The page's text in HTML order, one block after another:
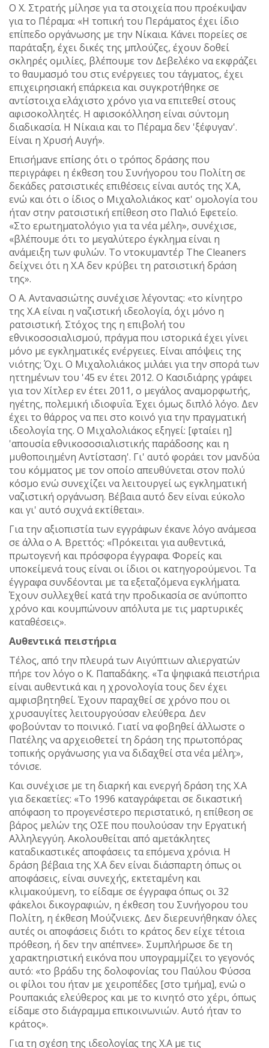
Ο Χ. Στρατής μίλησε για τα στοιχεία που προέκυψαν
για το Πέραμα: «Η τοπική του Περάματος έχει ίδιο
επίπεδο οργάνωσης με την Νίκαια. Κάνει πορείες σε
παράταξη, έχει δικές της μπλούζες, έχουν δοθεί
σκληρές ομιλίες, βλέπουμε τον Δεβελέκο να εκφράζει
το θαυμασμό του στις ενέργειες του τάγματος, έχει
επιχειρησιακή επάρκεια και συγκροτήθηκε σε
αντίστοιχα ελάχιστο χρόνο για να επιτεθεί στους
αφισοκολλητές. Η αφισοκόλληση είναι σύντομη
διαδικασία. Η Νίκαια και το Πέραμα δεν 'ξέφυγαν'.
Είναι η Χρυσή Αυγή».
Επισήμανε επίσης ότι ο τρόπος δράσης που
περιγράφει η έκθεση του Συνήγορου του Πολίτη σε
δεκάδες ρατσιστικές επιθέσεις είναι αυτός της Χ.Α,
ενώ και ότι ο ίδιος ο Μιχαλολιάκος κατ' ομολογία του
ήταν στην ρατσιστική επίθεση στο Παλιό Εφετείο.
«Στο ερωτηματολόγιο για τα νέα μέλη», συνέχισε,
«βλέπουμε ότι το μεγαλύτερο έγκλημα είναι η
ανάμειξη των φυλών. Το ντοκυμαντέρ The Cleaners
δείχνει ότι η Χ.Α δεν κρύβει τη ρατσιστική δράση
της».
Ο Α. Αντανασιώτης συνέχισε λέγοντας: «το κίνητρο
της Χ.Α είναι η ναζιστική ιδεολογία, όχι μόνο η
ρατσιστική. Στόχος της η επιβολή του
εθνικοσοσιαλισμού, πράγμα που ιστορικά έχει γίνει
μόνο με εγκληματικές ενέργειες. Είναι απόψεις της
νιότης; Όχι. Ο Μιχαλολιάκος μιλάει για την σπορά των
ηττημένων του '45 εν έτει 2012. Ο Κασιδιάρης γράφει
για τον Χίτλερ εν έτει 2011, ο μεγάλος αναμορφωτής,
ηγέτης, πολεμική ιδιοφυΐα. Έχει όμως διπλό λόγο. Δεν
έχει το θάρρος να πει στο κοινό για την πραγματική
ιδεολογία της. Ο Μιχαλολιάκος εξηγεί: [φταίει η]
'απουσία εθνικοσοσιαλιστικής παράδοσης και η
μυθοποιημένη Αντίσταση'. Γι' αυτό φοράει τον μανδύα
του κόμματος με τον οποίο απευθύνεται στον πολύ
κόσμο ενώ συνεχίζει να λειτουργεί ως εγκληματική
ναζιστική οργάνωση. Βέβαια αυτό δεν είναι εύκολο
και γι' αυτό συχνά εκτίθεται».
Για την αξιοπιστία των εγγράφων έκανε λόγο ανάμεσα
σε άλλα ο Α. Βρεττός: «Πρόκειται για αυθεντικά,
πρωτογενή και πρόσφορα έγγραφα. Φορείς και
υποκείμενά τους είναι οι ίδιοι οι κατηγορούμενοι. Τα
έγγραφα συνδέονται με τα εξεταζόμενα εγκλήματα.
Έχουν συλλεχθεί κατά την προδικασία σε ανύποπτο
χρόνο και κουμπώνουν απόλυτα με τις μαρτυρικές
καταθέσεις».
Αυθεντικά πειστήρια
Τέλος, από την πλευρά των Αιγύπτιων αλιεργατών
πήρε τον λόγο ο Κ. Παπαδάκης. «Τα ψηφιακά πειστήρια
είναι αυθεντικά και η χρονολογία τους δεν έχει
αμφισβητηθεί. Έχουν παραχθεί σε χρόνο που οι
χρυσαυγίτες λειτουργούσαν ελεύθερα. Δεν
φοβούνταν το ποινικό. Γιατί να φοβηθεί άλλωστε ο
Πατέλης να αρχειοθετεί τη δράση της πρωτοπόρας
τοπικής οργάνωσης για να διδαχθεί στα νέα μέλη;»,
τόνισε.
Και συνέχισε με τη διαρκή και ενεργή δράση της Χ.Α
για δεκαετίες: «Το 1996 καταγράφεται σε δικαστική
απόφαση το προγενέστερο περιστατικό, η επίθεση σε
βάρος μελών της ΟΣΕ που πουλούσαν την Εργατική
Αλληλεγγύη. Ακολουθείται από αμετάκλητες
καταδικαστικές αποφάσεις τα επόμενα χρόνια. Η
δράση βέβαια της Χ.Α δεν είναι διάσπαρτη όπως οι
αποφάσεις, είναι συνεχής, εκτεταμένη και
κλιμακούμενη, το είδαμε σε έγγραφα όπως οι 32
φάκελοι δικογραφιών, η έκθεση του Συνήγορου του
Πολίτη, η έκθεση Μούζνιεκς. Δεν διερευνήθηκαν όλες
αυτές οι αποφάσεις διότι το κράτος δεν είχε τέτοια
πρόθεση, ή δεν την απέπνεε». Συμπλήρωσε δε τη
χαρακτηριστική εικόνα που υπογραμμίζει το γεγονός
αυτό: «το βράδυ της δολοφονίας του Παύλου Φύσσα
οι φίλοι του ήταν με χειροπέδες [στο τμήμα], ενώ ο
Ρουπακιάς ελεύθερος και με το κινητό στο χέρι, όπως
είδαμε στο διάγραμμα επικοινωνιών. Αυτό ήταν το
κράτος».
Για τη σχέση της ιδεολογίας της Χ.Α με τις